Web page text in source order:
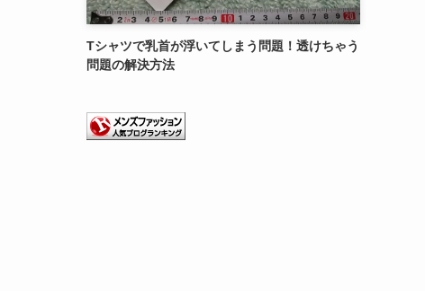
Tシャツで乳首が浮いてしまう問題！透けちゃう
問題の解決方法